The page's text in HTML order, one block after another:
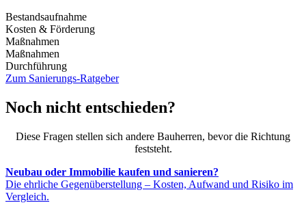
Bestandsaufnahme
Kosten & Förderung
Maßnahmen
Maßnahmen
Durchführung
Zum Sanierungs-Ratgeber
Noch nicht entschieden?
Diese Fragen stellen sich andere Bauherren, bevor die Richtung
feststeht.
Neubau oder Immobilie kaufen und sanieren?
Die ehrliche Gegenüberstellung – Kosten, Aufwand und Risiko im
Vergleich.